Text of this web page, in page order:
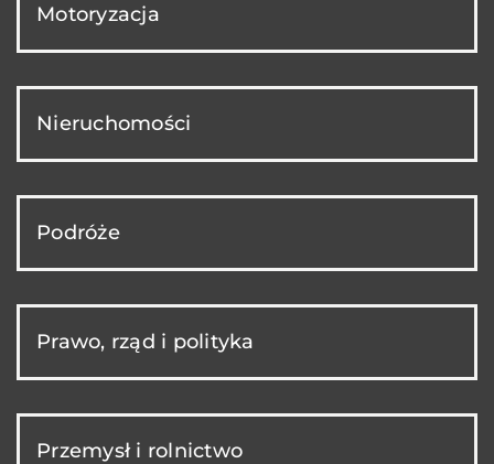
Motoryzacja
Nieruchomości
Podróże
Prawo, rząd i polityka
Przemysł i rolnictwo